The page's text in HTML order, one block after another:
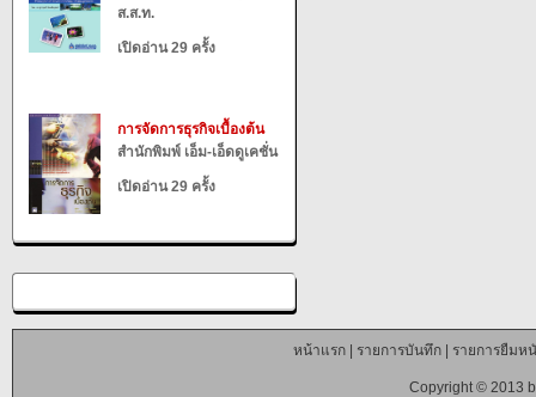
ส.ส.ท.
เปิดอ่าน 29 ครั้ง
การจัดการธุรกิจเบื้องต้น
สำนักพิมพ์ เอ็ม-เอ็ดดูเคชั่น
เปิดอ่าน 29 ครั้ง
หน้าแรก| รายการบันทึก| รายการยืมห
Copyright © 2013